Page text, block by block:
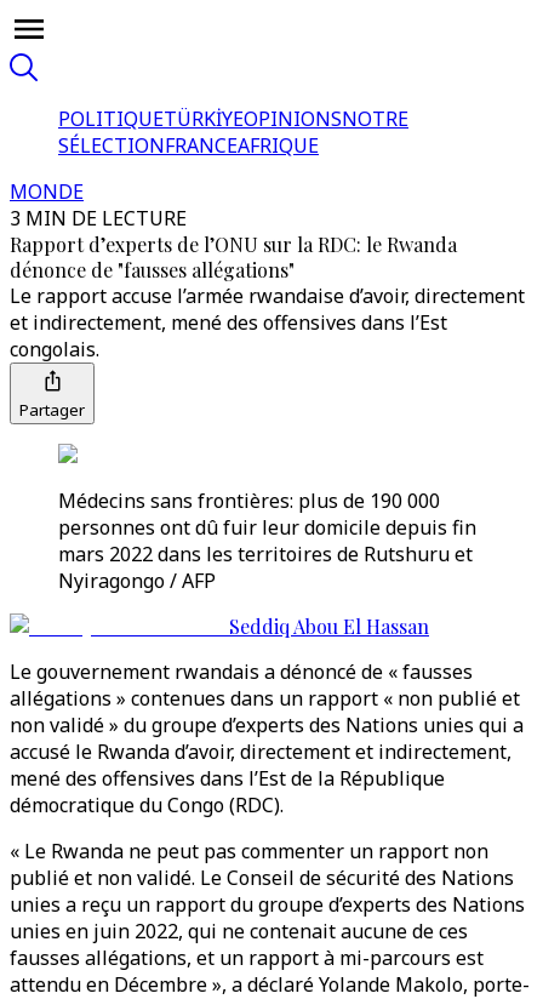
POLITIQUETÜRKİYEOPINIONSNOTRE
SÉLECTIONFRANCEAFRIQUE
MONDE
3 MIN DE LECTURE
Rapport d’experts de l’ONU sur la RDC: le Rwanda
dénonce de "fausses allégations"
Le rapport accuse l’armée rwandaise d’avoir, directement
et indirectement, mené des offensives dans l’Est
congolais.
Partager
Médecins sans frontières: plus de 190 000
personnes ont dû fuir leur domicile depuis fin
mars 2022 dans les territoires de Rutshuru et
Nyiragongo / AFP
Seddiq Abou El Hassan
Le gouvernement rwandais a dénoncé de « fausses
allégations » contenues dans un rapport « non publié et
non validé » du groupe d’experts des Nations unies qui a
accusé le Rwanda d’avoir, directement et indirectement,
mené des offensives dans l’Est de la République
démocratique du Congo (RDC).
« Le Rwanda ne peut pas commenter un rapport non
publié et non validé. Le Conseil de sécurité des Nations
unies a reçu un rapport du groupe d’experts des Nations
unies en juin 2022, qui ne contenait aucune de ces
fausses allégations, et un rapport à mi-parcours est
attendu en Décembre », a déclaré Yolande Makolo, porte-